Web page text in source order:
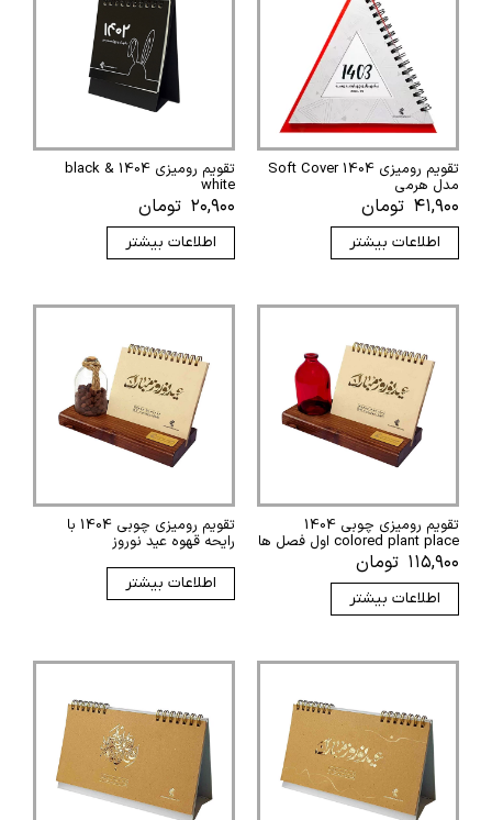
تقویم رومیزی 1404 Soft Cover
مدل هرمی
۴۱,۹۰۰ تومان
اطلاعات بیشتر
تقویم رومیزی 1404 black &
white
۲۰,۹۰۰ تومان
اطلاعات بیشتر
تقویم رومیزی چوبی 1404
colored plant place اول فصل ها
۱۱۵,۹۰۰ تومان
اطلاعات بیشتر
تقویم رومیزی چوبی 1404 با
رایحه قهوه عید نوروز
اطلاعات بیشتر